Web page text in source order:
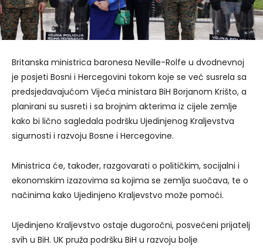
Britanska ministrica baronesa Neville-Rolfe u dvodnevnoj
je posjeti Bosni i Hercegovini tokom koje se već susrela sa
predsjedavajućom Vijeća ministara BiH Borjanom Krišto, a
planirani su susreti i sa brojnim akterima iz cijele zemlje
kako bi lično sagledala podršku Ujedinjenog Kraljevstva
sigurnosti i razvoju Bosne i Hercegovine.
Ministrica će, također, razgovarati o političkim, socijalni i
ekonomskim izazovima sa kojima se zemlja suočava, te o
načinima kako Ujedinjeno Kraljevstvo može pomoći.
Ujedinjeno Kraljevstvo ostaje dugoročni, posvećeni prijatelj
svih u BiH. UK pruža podršku BiH u razvoju bolje